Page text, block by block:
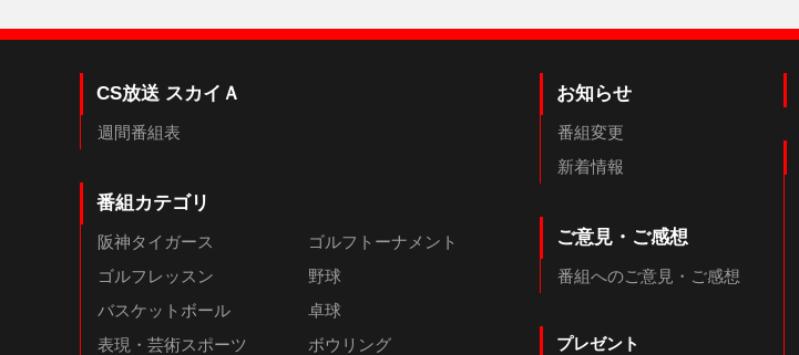
CS放送 スカイＡ
週間番組表
番組カテゴリ
阪神タイガース
ゴルフトーナメント
ゴルフレッスン
野球
バスケットボール
卓球
表現・芸術スポーツ
ボウリング
お知らせ
番組変更
新着情報
ご意見・ご感想
番組へのご意見・ご感想
プレゼント